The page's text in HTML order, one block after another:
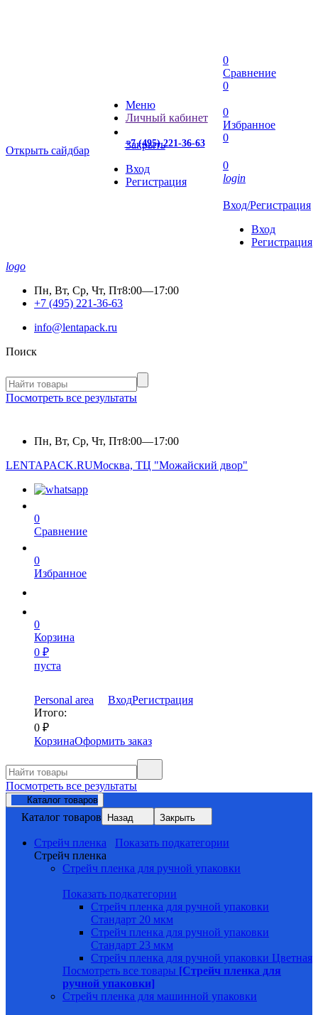
Открыть сайдбар
Меню
Личный кабинет
Закрыть
Вход
Регистрация
0
Сравнение
0
0
Избранное
0
0
+7 (495) 221-36-63
login
Вход/Регистрация
Вход
Регистрация
logo
Пн, Вт, Ср, Чт, Пт8:00—17:00
+7 (495) 221-36-63
info@lentapack.ru
Поиск
Посмотреть все результаты
Пн, Вт, Ср, Чт, Пт8:00—17:00
LENTAPACK.RUМосква, ТЦ "Можайский двор"
0
Сравнение
0
Избранное
0
Корзина
0 ₽
пуста
Personal area ВходРегистрация
Итого:
0 ₽
КорзинаОформить заказ
Посмотреть все результаты
Каталог товаров
Каталог товаров Назад Закрыть
Стрейч пленка
Показать подкатегории
Стрейч пленка
Стрейч пленка для ручной упаковки
Показать подкатегории
Стрейч пленка для ручной упаковки
Стандарт 20 мкм
Стрейч пленка для ручной упаковки
Стандарт 23 мкм
Стрейч пленка для ручной упаковки Цветная
Посмотреть все товары [Стрейч пленка для
ручной упаковки]
Стрейч пленка для машинной упаковки